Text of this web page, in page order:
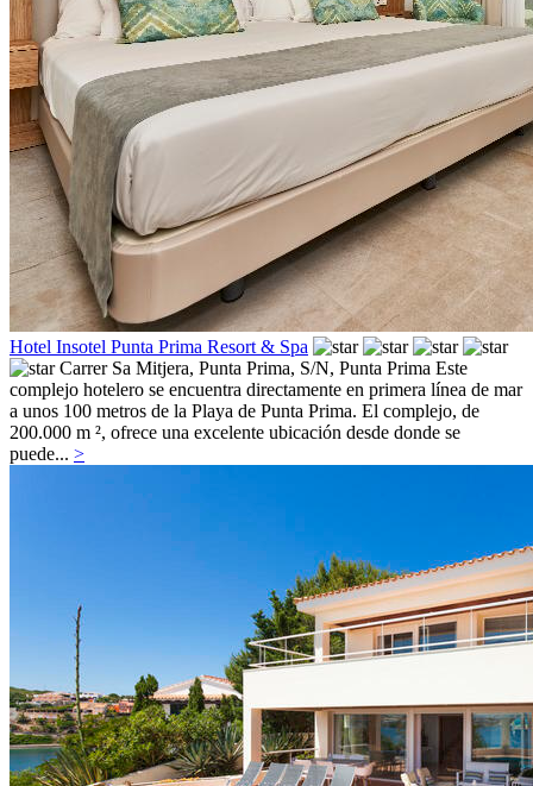
Hotel Insotel Punta Prima Resort & Spa
Carrer Sa Mitjera, Punta Prima, S/N, Punta Prima Este
complejo hotelero se encuentra directamente en primera línea de mar
a unos 100 metros de la Playa de Punta Prima. El complejo, de
200.000 m ², ofrece una excelente ubicación desde donde se
puede... >